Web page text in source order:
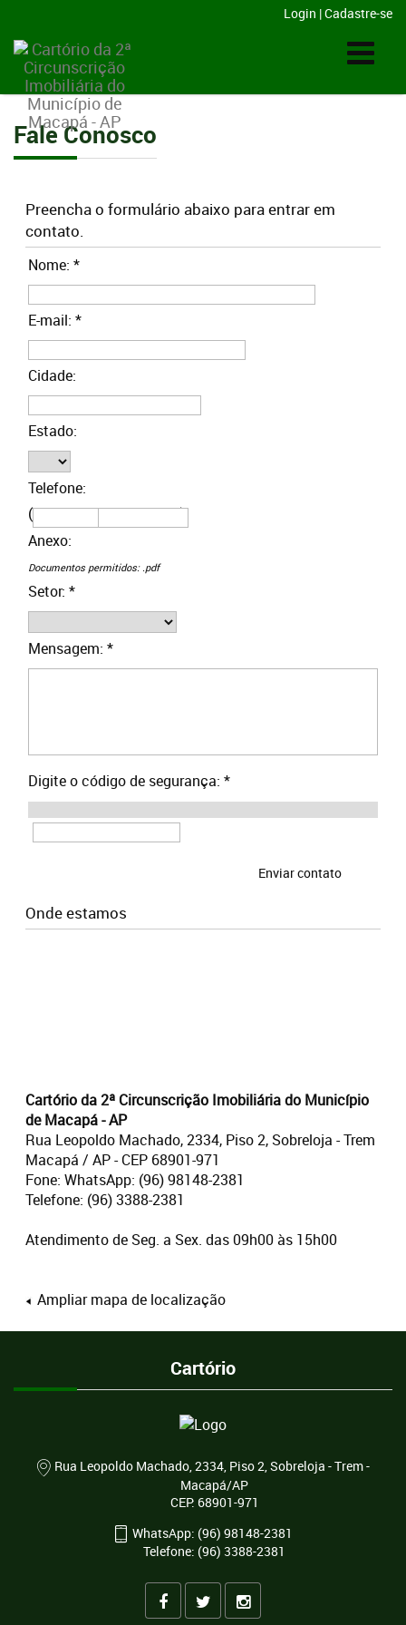
Login |Cadastre-se
Fale Conosco
Preencha o formulário abaixo para entrar em
contato.
Nome: *
E-mail: *
Cidade:
Estado:
Telefone:
(
)
Anexo:
Documentos permitidos: .pdf
Setor: *
Mensagem: *
Digite o código de segurança: *
Onde estamos
Cartório da 2ª Circunscrição Imobiliária do Município
de Macapá - AP
Rua Leopoldo Machado, 2334, Piso 2, Sobreloja - Trem
Macapá / AP - CEP 68901-971
Fone: WhatsApp: (96) 98148-2381
Telefone: (96) 3388-2381
Atendimento de Seg. a Sex. das 09h00 às 15h00
Ampliar mapa de localização
Cartório
Rua Leopoldo Machado, 2334, Piso 2, Sobreloja - Trem -
Macapá/AP
CEP: 68901-971
WhatsApp: (96) 98148-2381
Telefone: (96) 3388-2381